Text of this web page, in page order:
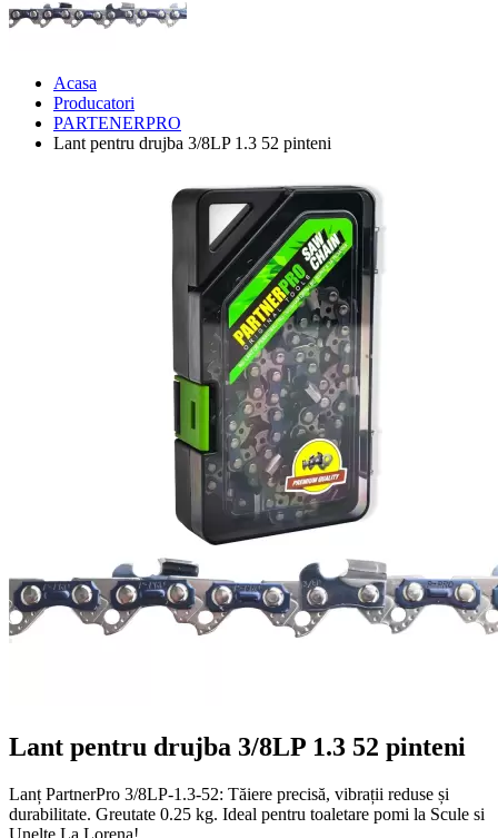
Acasa
Producatori
PARTENERPRO
Lant pentru drujba 3/8LP 1.3 52 pinteni
Lant pentru drujba 3/8LP 1.3 52 pinteni
Lanț PartnerPro 3/8LP-1.3-52: Tăiere precisă, vibrații reduse și
durabilitate. Greutate 0.25 kg. Ideal pentru toaletare pomi la Scule si
Unelte La Lorena!